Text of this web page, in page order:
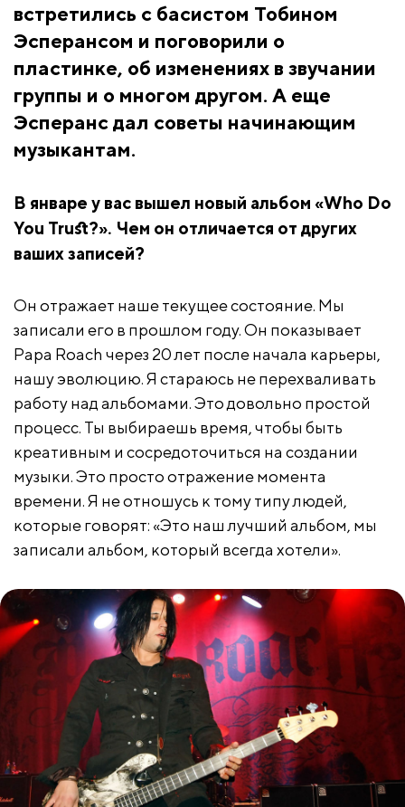
встретились с басистом Тобином
Эсперансом и поговорили о
пластинке, об изменениях в звучании
группы и о многом другом. А еще
Эсперанс дал советы начинающим
музыкантам.
В январе у вас вышел новый альбом «Who Do
You Trust?». Чем он отличается от других
ваших записей?
Он отражает наше текущее состояние. Мы
записали его в прошлом году. Он показывает
Papa Roach через 20 лет после начала карьеры,
нашу эволюцию. Я стараюсь не перехваливать
работу над альбомами. Это довольно простой
процесс. Ты выбираешь время, чтобы быть
креативным и сосредоточиться на создании
музыки. Это просто отражение момента
времени. Я не отношусь к тому типу людей,
которые говорят: «Это наш лучший альбом, мы
записали альбом, который всегда хотели».